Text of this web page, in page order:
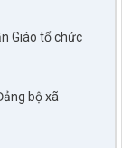
Giáo tổ chức
bộ xã